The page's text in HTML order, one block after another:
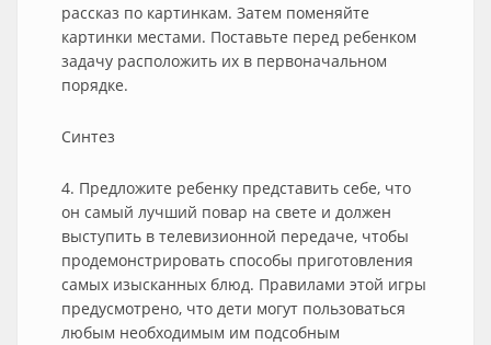
рассказ по картинкам. Затем поменяйте
картинки местами. Поставьте перед ребенком
задачу расположить их в первоначальном
порядке.
Синтез
4. Предложите ребенку представить себе, что
он самый лучший повар на свете и должен
выступить в телевизионной передаче, чтобы
продемонстрировать способы приготовления
самых изысканных блюд. Правилами этой игры
предусмотрено, что дети могут пользоваться
любым необходимым им подсобным